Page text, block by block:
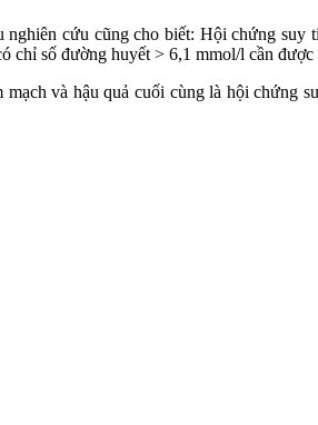
cứu cũng cho biết: Hội chứng
chỉ số đường huyết > 6,1 mmol/l cần
và hậu quả cuối cùng là hội chứng